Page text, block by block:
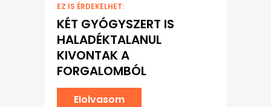
EZ IS ÉRDEKELHET:
KÉT GYÓGYSZERT IS
HALADÉKTALANUL
KIVONTAK A
FORGALOMBÓL
Elolvasom